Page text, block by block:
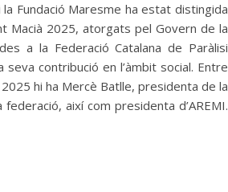
Fundació Maresme ha estat distingida
Macià 2025, atorgats pel Govern de la
a la Federació Catalana de Paràlisi
contribució en l’àmbit social. Entre
hi ha Mercè Batlle, presidenta de la
així com presidenta d’AREMI.